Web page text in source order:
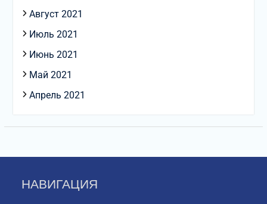
Август 2021
Июль 2021
Июнь 2021
Май 2021
Апрель 2021
НАВИГАЦИЯ